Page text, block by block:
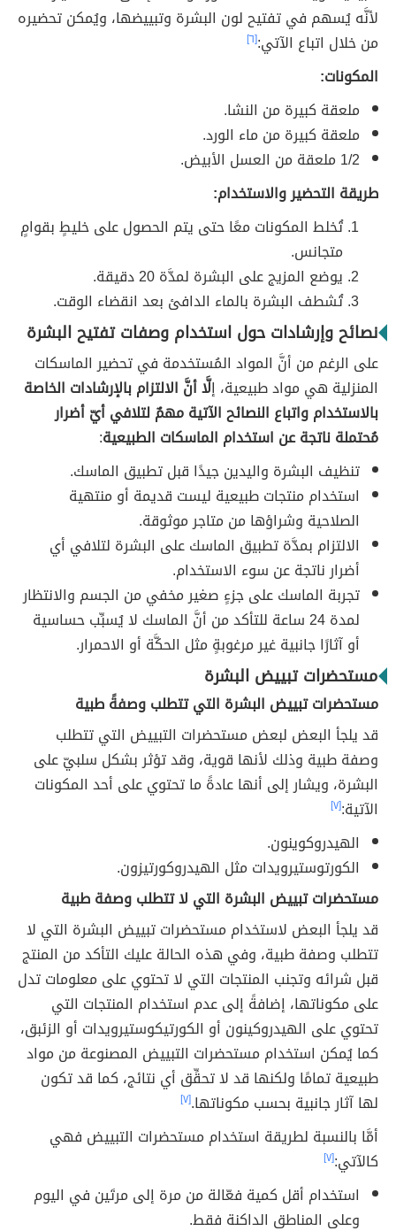
لأنَّه يُسهم في تفتيح لون البشرة وتبييضها، ويُمكن تحضيره
من خلال اتباع الآتي:[٦]
المكونات:
ملعقة كبيرة من النشا.
ملعقة كبيرة من ماء الورد.
1/2 ملعقة من العسل الأبيض.
طريقة التحضير والاستخدام:
تُخلط المكونات معًا حتى يتم الحصول على خليطٍ بقوامٍ
متجانس.
يوضع المزيج على البشرة لمدَّة 20 دقيقة.
تُشطف البشرة بالماء الدافئ بعد انقضاء الوقت.
نصائح وإرشادات حول استخدام وصفات تفتيح البشرة
على الرغم من أنَّ المواد المُستخدمة في تحضير الماسكات
المنزلية هي مواد طبيعية، إلَّا أنَّ الالتزام بالإرشادات الخاصة
بالاستخدام واتباع النصائح الآتية مهمٌ لتلافي أيّ أضرار
مُحتملة ناتجة عن استخدام الماسكات الطبيعية:
تنظيف البشرة واليدين جيدًا قبل تطبيق الماسك.
استخدام منتجات طبيعية ليست قديمة أو منتهية
الصلاحية وشراؤها من متاجر موثوقة.
الالتزام بمدَّة تطبيق الماسك على البشرة لتلافي أي
أضرار ناتجة عن سوء الاستخدام.
تجربة الماسك على جزءٍ صغير مخفي من الجسم والانتظار
لمدة 24 ساعة للتأكد من أنَّ الماسك لا يُسبِّب حساسية
أو آثارًا جانبية غير مرغوبةٍ مثل الحكَّة أو الاحمرار.
مستحضرات تبييض البشرة
مستحضرات تبييض البشرة التي تتطلب وصفةً طبية
قد يلجأ البعض لبعض مستحضرات التبييض التي تتطلب
وصفة طبية وذلك لأنها قوية، وقد تؤثر بشكل سلبيّ على
البشرة، ويشار إلى أنها عادةً ما تحتوي على أحد المكونات
الآتية:[٧]
الهيدروكوينون.
الكورتوستيرويدات مثل الهيدروكورتيزون.
مستحضرات تبييض البشرة التي لا تتطلب وصفة طبية
قد يلجأ البعض لاستخدام مستحضرات تبييض البشرة التي لا
تتطلب وصفة طبية، وفي هذه الحالة عليك التأكد من المنتج
قبل شرائه وتجنب المنتجات التي لا تحتوي على معلومات تدل
على مكوناتها، إضافةً إلى عدم استخدام المنتجات التي
تحتوي على الهيدروكينون أو الكورتيكوستيرويدات أو الزئبق،
كما يُمكن استخدام مستحضرات التبييض المصنوعة من مواد
طبيعية تمامًا ولكنها قد لا تحقِّق أي نتائج، كما قد تكون
لها آثار جانبية بحسب مكوناتها.[٧]
أمَّا بالنسبة لطريقة استخدام مستحضرات التبييض فهي
كالآتي:[٧]
استخدام أقل كمية فعّالة من مرة إلى مرتَين في اليوم
وعلى المناطق الداكنة فقط.